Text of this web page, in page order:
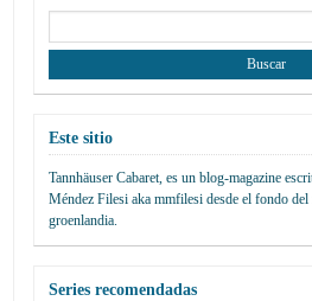
Este sitio
Tannhäuser Cabaret, es un blog-magazine
Méndez Filesi aka mmfilesi desdeel fondo del
groenlandia.
Series recomendadas